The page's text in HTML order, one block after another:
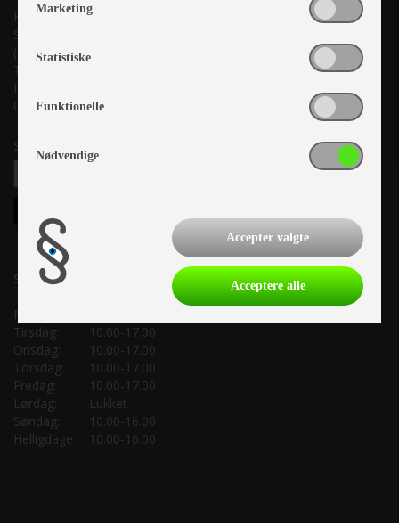
Kronjyllands Camping Center A/S
Suderholmen 10, 8960 Randers SØ
(Lige ud til Grenåvej)
Tlf. +45 87 10 98 70
Info@as-kcc.dk
CVR: 33 38 77 33
Samtykke til nyhedsbrev
Salgsafdeling:
Mandag:
Tirsdag:
10.00-17.00
Onsdag:
10.00-17.00
Torsdag:
10.00-17.00
Fredag:
10.00-17.00
Lørdag:
Lukket
Søndag:
10.00-16.00
Helligdage:
10.00-16.00
Marketing
Statistiske
Funktionelle
Nødvendige
Accepter valgte
Acceptere alle